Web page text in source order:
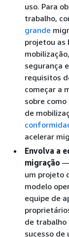
uso. Para
trabalho,
grande
projetou as
segurança
requisitos
começar a
sobre
de
acelerar
Envolva a
migração —
um projeto
modelo
equipe de
de
sucesso de